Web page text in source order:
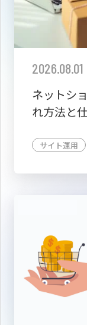
2026.08.01
ネットシ
れ方法と
サイト運用